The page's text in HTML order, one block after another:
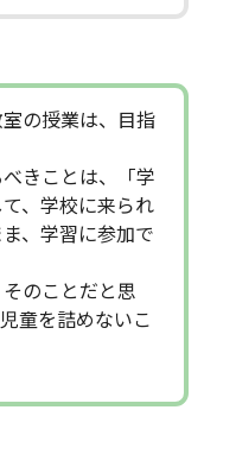
の授業は、目指
きことは、「学
、学校に来られ
、学習に参加で
そのことだと思
童を詰めないこ